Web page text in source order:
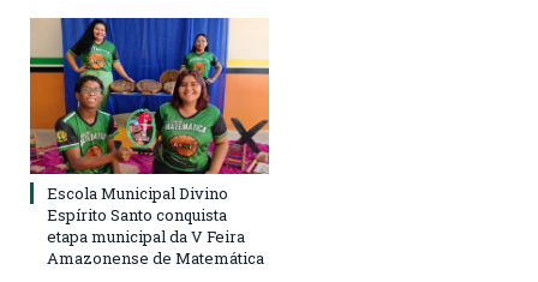
Escola Municipal Divino
Espírito Santo conquista
etapa municipal da V Feira
Amazonense de Matemática